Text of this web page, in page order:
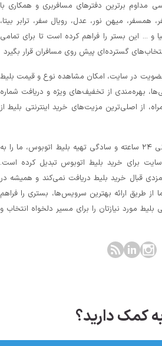
مداوم برترین دفترهای مسافربری و همکاری با
همسفر، میهن‌ نور، عدل، رویال سفر، ترابر بیتا،
و ... این بستر را فراهم کرده است تا برای تمامی
گسترده‌ای پیش روی مسافران قرار بگیرد
عضویت در سایت، امکان مشاهده نوع و قیمت بلیط
بهره‌مندی از تخفیف‌های ویژه و دریافت شماره‌
از اصلی‌ترین مزیت‌های خرید اینترنتی بلیط از
تمام این امکانات در کنار پشتیبانی‌ ۲۴ ساعته و سادگی تهیه بلیط اتوبوس، ما را به
برای خرید بلیط اتوبوس تبدیل کرده است.
هیچ کارمزدی قبال خرید بلیط دریافت نمی‌کند و همیشه در
طریق ارائه بهترین سرویس‌ها، بستری را فراهم
مورد نیازتان را برای مسیر دلخواه انتخاب و
کمک دارید؟